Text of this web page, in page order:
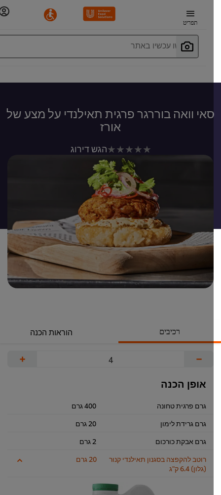
תפריט
חפשו עכשיו באתר
וואה בוררגר פרגית תאילנדי על מצע של
אורז
לא
נשלחו
דירוגים
עבור
recipe
זה
הגש דירוג
רכיבים הוראות הכנה
אופן הכנה
גרם פרגית טחונה
400 גרם
גרם גרידת לימון
20 גרם
גרם אבקת כורכום
רוטב להקפצה בסגנון תאילנדי קנור
(גלון) 6.4 ק"ג
20 גרם